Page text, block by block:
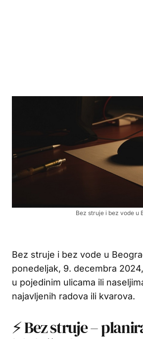
Bez struje i bez vode u
Bez struje i bez vode u
ponedeljak, 9. decembra
u pojedinim ulicama ili
najavljenih radova ili kvarova.
⚡ Bez struje –